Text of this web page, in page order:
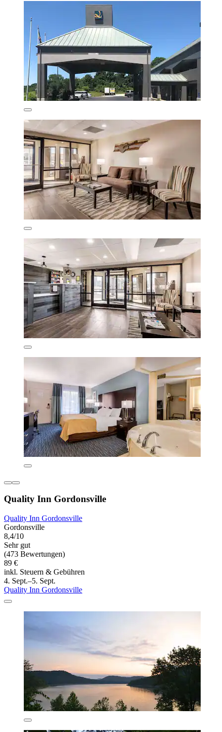
Quality Inn Gordonsville
Quality Inn Gordonsville
Gordonsville
8,4/10
Sehr gut
(473 Bewertungen)
89 €
inkl. Steuern & Gebühren
4. Sept.–5. Sept.
Quality Inn Gordonsville